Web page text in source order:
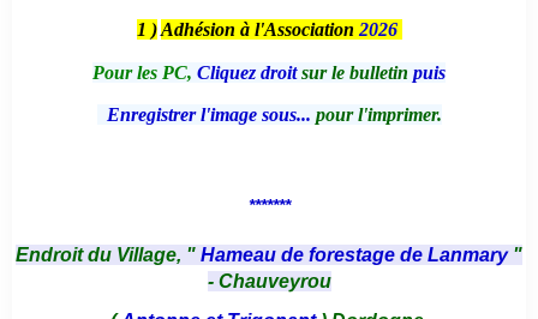
1 )Adhésion à l'Association 2026
Pour les PC, Cliquez droitsur le bulletin puis
Enregistrer l'image sous... pour l'imprimer.
*******
Endroit du Village, " Hameau de forestage de Lanmary "
- Chauveyrou